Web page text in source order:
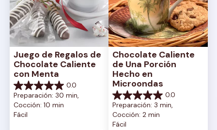
Juego de Regalos de
Chocolate Caliente
con Menta
0.0
0.0
de
5
estrellas.
Preparación: 30 min,
Cocción: 10 min
Fácil
Chocolate Caliente
de Una Porción
Hecho en
Microondas
0.0
0.0
de
5
estrellas.
Preparación: 3 min,
Cocción: 2 min
Fácil